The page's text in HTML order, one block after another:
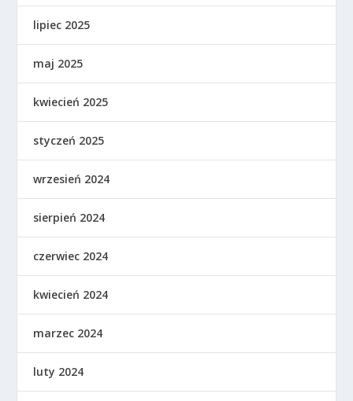
lipiec 2025
maj 2025
kwiecień 2025
styczeń 2025
wrzesień 2024
sierpień 2024
czerwiec 2024
kwiecień 2024
marzec 2024
luty 2024